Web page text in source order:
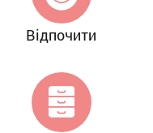
Відпочити